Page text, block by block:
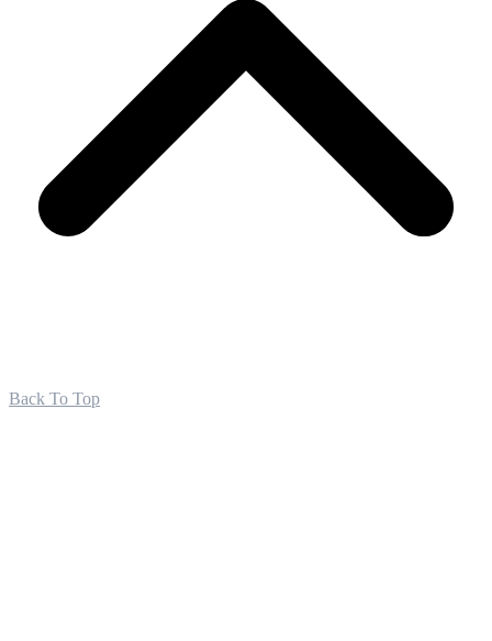
Back To Top